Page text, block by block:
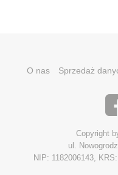
O nas Sprzedaż
Copyright
ul.
NIP: 1182006143,